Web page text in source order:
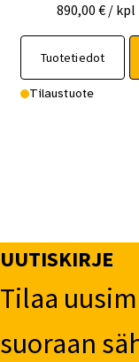
890,00 € / kpl
Tuotetiedot
tuotteella
on
sivulla.
Tilaustuote
UUTISKIRJE
Tilaa
suoraan